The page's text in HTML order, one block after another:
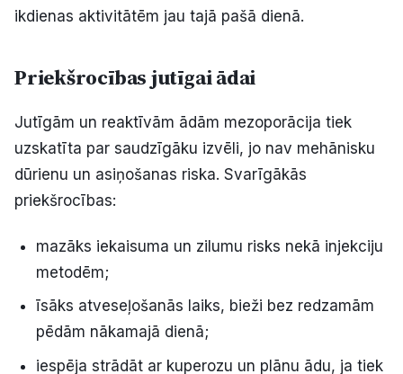
ikdienas aktivitātēm jau tajā pašā dienā.
Priekšrocības jutīgai ādai
Jutīgām un reaktīvām ādām mezoporācija tiek
uzskatīta par saudzīgāku izvēli, jo nav mehānisku
dūrienu un asiņošanas riska. Svarīgākās
priekšrocības:
mazāks iekaisuma un zilumu risks nekā injekciju
metodēm;
īsāks atveseļošanās laiks, bieži bez redzamām
pēdām nākamajā dienā;
iespēja strādāt ar kuperozu un plānu ādu, ja tiek